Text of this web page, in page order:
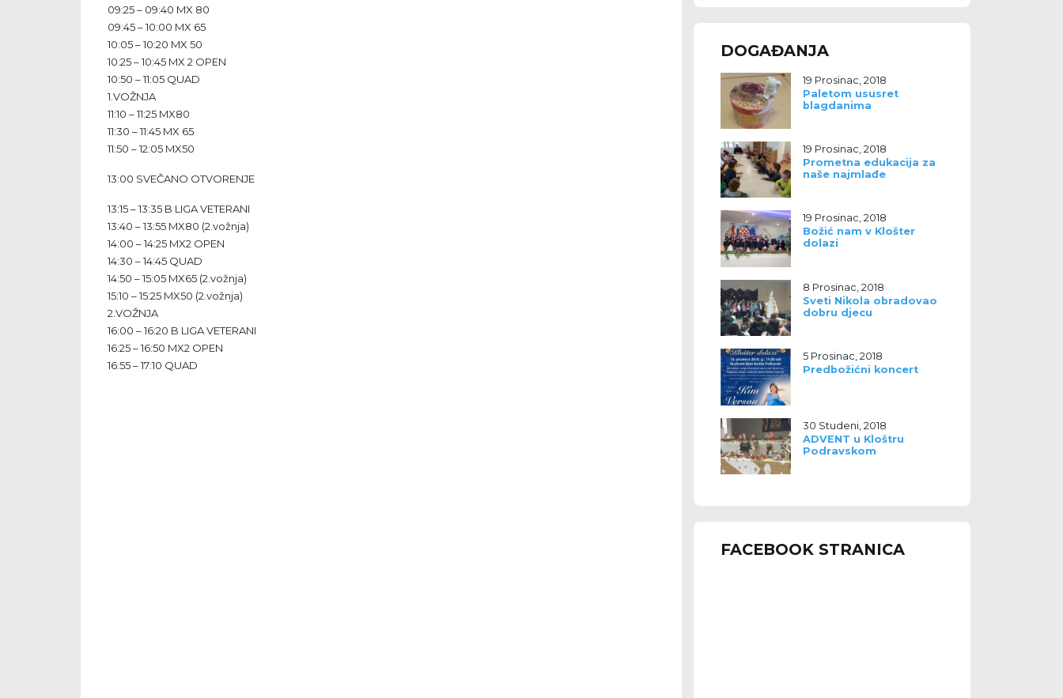
09:25 – 09:40 MX 80
09:45 – 10:00 MX 65
10:05 – 10:20 MX 50
10:25 – 10:45 MX 2 OPEN
10:50 – 11:05 QUAD
1.VOŽNJA
11:10 – 11:25 MX80
11:30 – 11:45 MX 65
11:50 – 12:05 MX50
13:00 SVEČANO OTVORENJE
13:15 – 13:35 B LIGA VETERANI
13:40 – 13:55 MX80 (2.vožnja)
14:00 – 14:25 MX2 OPEN
14:30 – 14:45 QUAD
14:50 – 15:05 MX65 (2.vožnja)
15:10 – 15:25 MX50 (2.vožnja)
2.VOŽNJA
16:00 – 16:20 B LIGA VETERANI
16:25 – 16:50 MX2 OPEN
16:55 – 17:10 QUAD
DOGAĐANJA
19 Prosinac, 2018
Paletom ususret
blagdanima
19 Prosinac, 2018
Prometna edukacija za
naše najmlađe
19 Prosinac, 2018
Božić nam v Klošter
dolazi
8 Prosinac, 2018
Sveti Nikola obradovao
dobru djecu
5 Prosinac, 2018
Predbožićni koncert
30 Studeni, 2018
ADVENT u Kloštru
Podravskom
FACEBOOK STRANICA